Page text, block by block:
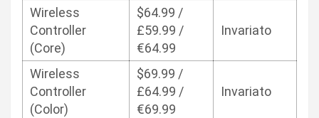
Wireless
Controller
(Core)
$64.99 /
£59.99 /
€64.99
Invariato
Wireless
Controller
(Color)
$69.99 /
£64.99 /
€69.99
Invariato